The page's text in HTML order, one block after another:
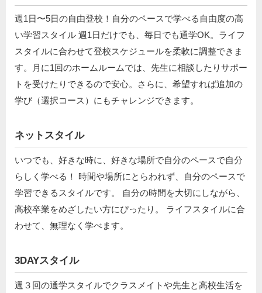
週1日〜5日の自由登校！自分のペースで学べる自由度の高
い学習スタイル 週1日だけでも、毎日でも通学OK。ライフ
スタイルに合わせて登校スケジュールを柔軟に調整できま
す。月に1回のホームルームでは、先生に相談したりサポー
トを受けたりできるので安心。さらに、希望すれば追加の
学び（選択コース）にもチャレンジできます。
ネットスタイル
いつでも、好きな時に、好きな場所で自分のペースで自分
らしく学べる！ 時間や場所にとらわれず、自分のペースで
学習できるスタイルです。 自分の時間を大切にしながら、
高校卒業をめざしたい方にぴったり。 ライフスタイルに合
わせて、無理なく学べます。
3DAYスタイル
週３回の通学スタイルでクラスメイトや先生と高校生活を